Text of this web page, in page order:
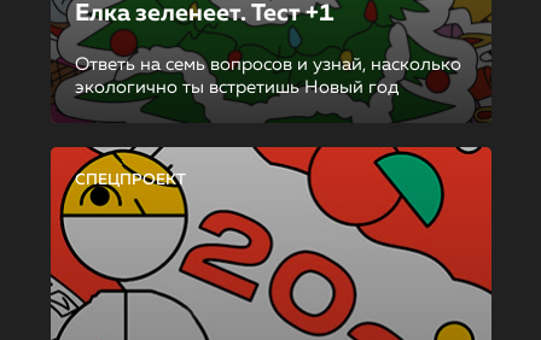
Елка зеленеет. Тест +1
Ответь на семь вопросов и узнай, насколько
экологично ты встретишь Новый год
СПЕЦПРОЕКТ